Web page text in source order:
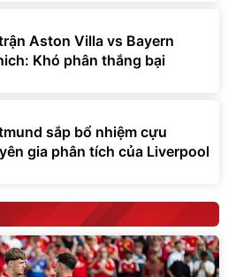
Aston Villa vs Bayern
Khó phân thắng bại
sắp bổ nhiệm cựu
gia phân tích của Liverpool